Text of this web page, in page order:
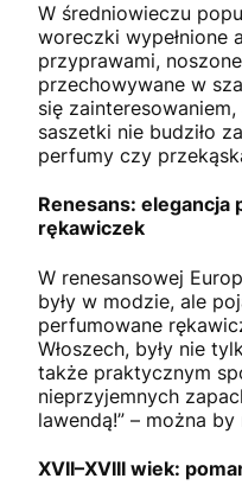
W średniowieczu
woreczki wypełnione
przyprawami,
przechowywane w
się
saszetki nie budziło
perfumy czy
Renesans: elegancja
rękawiczek
W renesansowej
były w modzie, ale
perfumowane
Włoszech, były nie
także praktycznym
nieprzyjemnych
lawendą!” – można
XVII–XVIII wiek: